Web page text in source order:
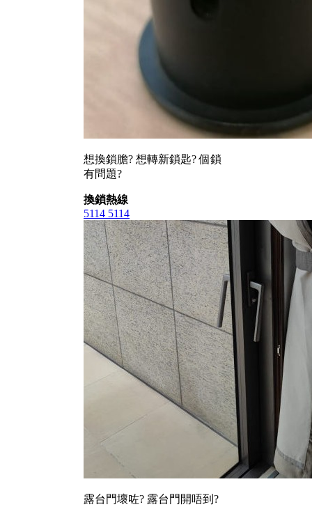
想換鎖膽? 想轉新鎖匙? 個鎖
有問題?
換鎖熱線
5114 5114
露台門壞咗? 露台門開唔到?